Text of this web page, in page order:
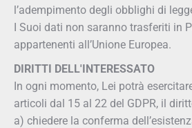
l’adempimento degli obblighi di
I Suoi dati non saranno trasferiti in
appartenenti all’Unione Europea.
DIRITTI DELL'INTERESSATO
In ogni momento, Lei potrà
articoli dal 15 al 22 del GDPR, il
a) chiedere la conferma